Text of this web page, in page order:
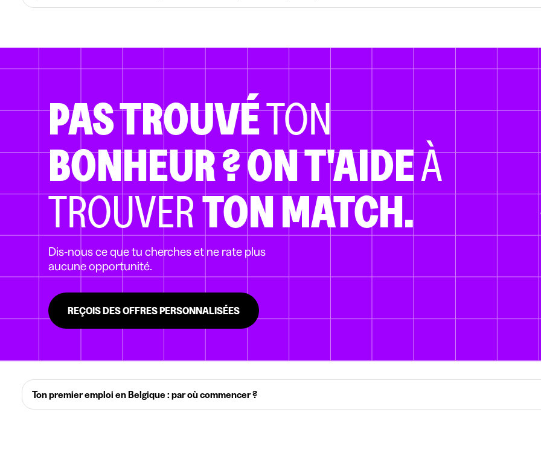
PAS TROUVÉTON
BONHEUR ?ON T'AIDEÀ
TROUVERTON MATCH.
Dis-nous ce que tu cherches et ne rate plus
aucune opportunité.
REÇOIS DES OFFRES PERSONNALISÉES
Ton premier emploi en Belgique : par où commencer ?